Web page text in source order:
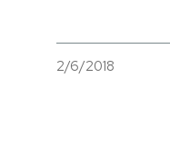
2/6/2018